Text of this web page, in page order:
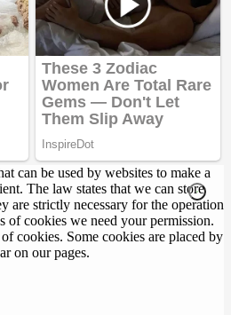
can be used by websites to make a
The law states that we can store
are strictly necessary for the operation
of cookies we need your permission.
cookies. Some cookies are placed by
on our pages.